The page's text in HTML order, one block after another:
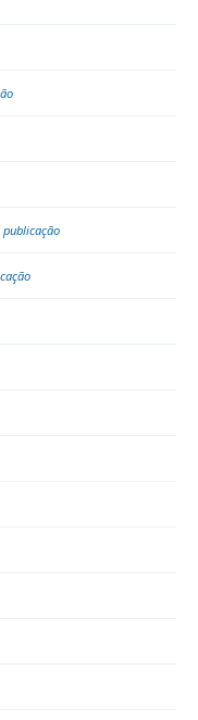
publicação